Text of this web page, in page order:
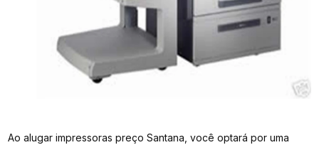
Ao alugar impressoras preço Santana, você optará por uma